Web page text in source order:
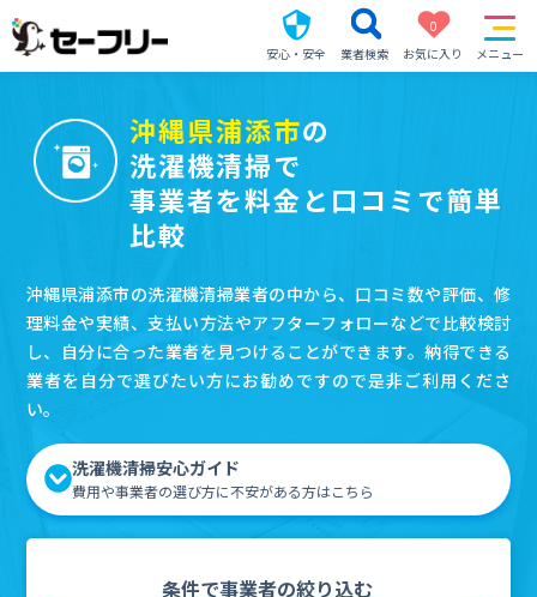
安心・安全 業者検索
0
お気に入り
メニュー
沖縄県浦添市の
洗濯機清掃で
事業者を料金と口コミで簡単
比較
沖縄県浦添市の洗濯機清掃業者の中から、口コミ数や評価、修
理料金や実績、支払い方法やアフターフォローなどで比較検討
し、自分に合った業者を見つけることができます。納得できる
業者を自分で選びたい方にお勧めですので是非ご利用くださ
い。
洗濯機清掃安心ガイド
費用や事業者の選び方に不安がある方はこちら
条件で事業者の絞り込む